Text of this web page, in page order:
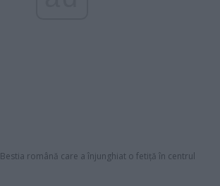
Bestia română care a înjunghiat o fetiță în centrul